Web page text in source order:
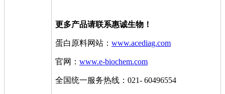
更多产品请联系惠诚生物！
蛋白原料网站： www.acediag.com
官网： www.e-biochem.com
全国统一服务热线：021- 60496554